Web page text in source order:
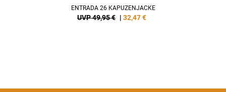
ENTRADA 26 KAPUZENJACKE
UVP 49,95 € | 32,47€